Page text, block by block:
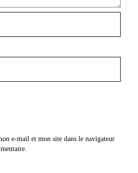
e-mail et mon site dans le navigateur